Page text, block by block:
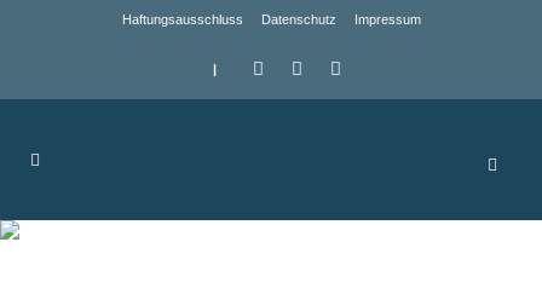
Haftungsausschluss Datenschutz Impressum
|